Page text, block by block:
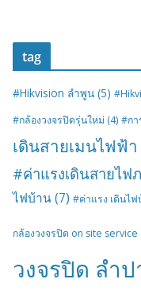
tag
#Hikvision ลำพูน (5)
#กล้องวงจรปิดรุ่นใหม่ (4) #กา
เดินสายเมนไฟฟ้า
#ค่าแรงเดินสายไฟ
ไฟบ้าน(7) #ค่าแรง เดินไ
กล้องวงจรปิด on site service
วงจรปิด ลำป